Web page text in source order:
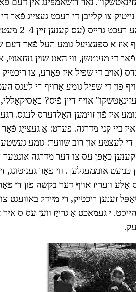
צו קלייַבן די רעכט געצייַג פֿאַר
אָפּציע: נעמען אַ
איז אַ ספּעציעל גומע העל פֿאַר דעם
די מענטשן, ווי האט שוין געזאגט,
(אויב די שפּיל איז פּאַרע, צו ריכטיק
פון די שפּיל גומע אַרויף די לעגס
אויף דיין פֿיס?
פֿון זוימען האָלדערס לעגס.
ביי קני מדרגה. פערט: אַ געצייַג
די לעצטע און רובֿ שווער: גומע
כאַפּן עס צו דער מדרגה
אוממעגלעך. ווי פֿאַר געניטונג,
אָבער עס אַלע וועריז אויף דער בקשה פון
זענען ריכטיק, די מיידל באוועגט
י געמאכט אַ גרייַז ווען עס ס איר